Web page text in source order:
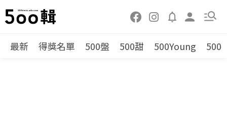
最新 得獎名單 500盤 500甜 500Young 500